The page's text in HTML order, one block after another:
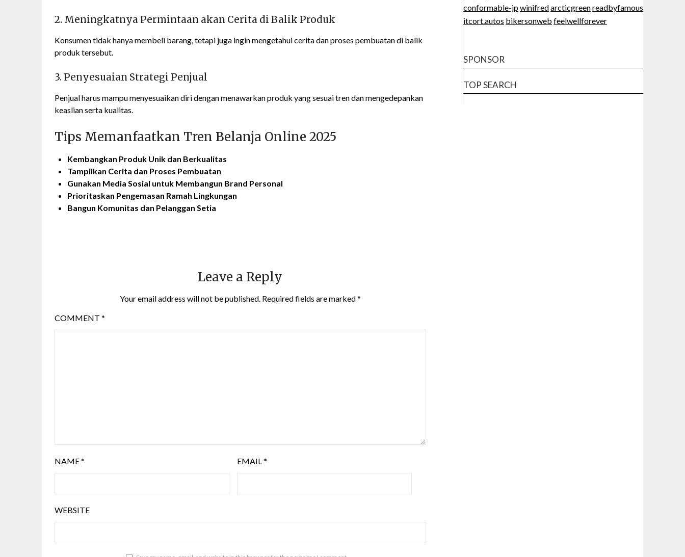
2. Meningkatnya Permintaan akan Cerita di Balik Produk
Konsumen tidak hanya membeli barang, tetapi juga ingin mengetahui cerita dan proses pembuatan di balik
produk tersebut.
3. Penyesuaian Strategi Penjual
Penjual harus mampu menyesuaikan diri dengan menawarkan produk yang sesuai tren dan mengedepankan
keaslian serta kualitas.
Tips Memanfaatkan Tren Belanja Online 2025
Kembangkan Produk Unik dan Berkualitas
Tampilkan Cerita dan Proses Pembuatan
Gunakan Media Sosial untuk Membangun Brand Personal
Prioritaskan Pengemasan Ramah Lingkungan
Bangun Komunitas dan Pelanggan Setia
Leave a Reply
Your email address will not be published. Required fields are marked*
COMMENT *
NAME* EMAIL*
WEBSITE
conformable-jpwinifredarcticgreenreadbyfamous
itcort.autos bikersonweb feelwellforever
SPONSOR
TOP SEARCH